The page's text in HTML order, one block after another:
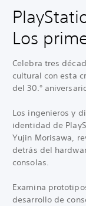
Los
Celebra tres
cultural con esta
del 30.°
Los ingenieros y
identidad de
Yujin Morisawa,
detrás del
consolas.
Examina
desarrollo de